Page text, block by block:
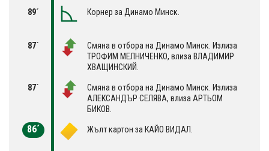
89´ Корнер за Динамо Минск.
87´
Смяна в отбора на Динамо Минск. Излиза
ТРОФИМ МЕЛНИЧЕНКО, влиза ВЛАДИМИР
ХВАЩИНСКИЙ.
87´
Смяна в отбора на Динамо Минск. Излиза
АЛЕКСАНДЪР СЕЛЯВА, влиза АРТЬОМ
БИКОВ.
86´ Жълт картон за КАЙО ВИДАЛ.